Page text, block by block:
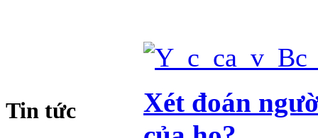
Tin tức
Xét đoán